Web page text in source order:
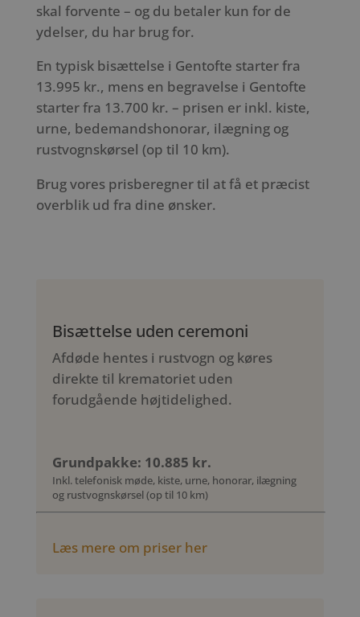
skal forvente – og du betaler kun for de
ydelser, du har brug for.
En typisk bisættelse i Gentofte starter fra
13.995 kr., mens en begravelse i Gentofte
starter fra 13.700 kr. – prisen er inkl. kiste,
urne, bedemandshonorar, ilægning og
rustvognskørsel (op til 10 km).
Brug vores prisberegner til at få et præcist
overblik ud fra dine ønsker.
Bisættelse uden ceremoni
Afdøde hentes i rustvogn og køres
direkte til krematoriet uden
forudgående højtidelighed.
Grundpakke: 10.885 kr.
Inkl. telefonisk møde, kiste, urne, honorar, ilægning
og rustvognskørsel (op til 10 km)
Læs mere om priser her